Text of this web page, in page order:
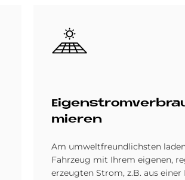
Bild
mie­ren
Am umweltfreundlichsten
Fahrzeug mit Ihrem eigenen,
erzeugten Strom, z.B. aus